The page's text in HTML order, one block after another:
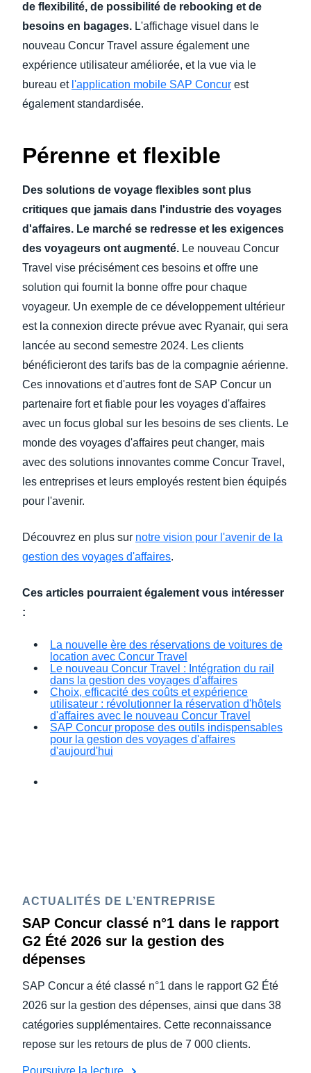
de flexibilité, de possibilité de rebooking et de
besoins en bagages. L'affichage visuel dans le
nouveau Concur Travel assure également une
expérience utilisateur améliorée, et la vue via le
bureau et l'application mobile SAP Concur est
également standardisée.
Pérenne et flexible
Des solutions de voyage flexibles sont plus
critiques que jamais dans l'industrie des voyages
d'affaires. Le marché se redresse et les exigences
des voyageurs ont augmenté. Le nouveau Concur
Travel vise précisément ces besoins et offre une
solution qui fournit la bonne offre pour chaque
voyageur. Un exemple de ce développement ultérieur
est la connexion directe prévue avec Ryanair, qui sera
lancée au second semestre 2024. Les clients
bénéficieront des tarifs bas de la compagnie aérienne.
Ces innovations et d'autres font de SAP Concur un
partenaire fort et fiable pour les voyages d'affaires
avec un focus global sur les besoins de ses clients. Le
monde des voyages d'affaires peut changer, mais
avec des solutions innovantes comme Concur Travel,
les entreprises et leurs employés restent bien équipés
pour l'avenir.
Découvrez en plus sur notre vision pour l'avenir de la
gestion des voyages d'affaires.
Ces articles pourraient également vous intéresser
:
La nouvelle ère des réservations de voitures de
location avec Concur Travel
Le nouveau Concur Travel : Intégration du rail
dans la gestion des voyages d'affaires
Choix, efficacité des coûts et expérience
utilisateur : révolutionner la réservation d'hôtels
d'affaires avec le nouveau Concur Travel
SAP Concur propose des outils indispensables
pour la gestion des voyages d'affaires
d'aujourd'hui
ACTUALITÉS DE L’ENTREPRISE
SAP Concur classé n°1 dans le rapport
G2 Été 2026 sur la gestion des
dépenses
SAP Concur a été classé n°1 dans le rapport G2 Été
2026 sur la gestion des dépenses, ainsi que dans 38
catégories supplémentaires. Cette reconnaissance
repose sur les retours de plus de 7 000 clients.
Poursuivre la lecture